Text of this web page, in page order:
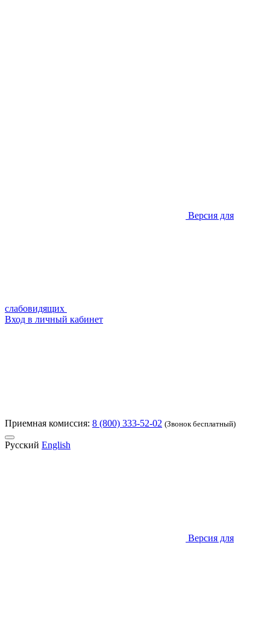
Версия для
слабовидящих
Вход в личный кабинет
Приемная комиссия: 8 (800) 333-52-02 (Звонок бесплатный)
Русский English
Версия для